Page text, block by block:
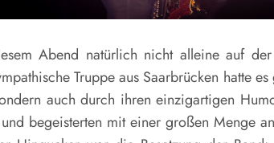
Abend natürlich nicht alleine auf
Truppe aus Saarbrücken hatte
auch durch ihren einzigartigen
begeisterten mit einer großen Menge